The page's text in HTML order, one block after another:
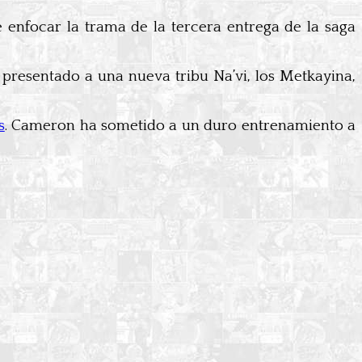
la trama de la tercera entrega de la saga
a una nueva tribu Na’vi, los Metkayina,
. Cameron ha sometido a un duro entrenamiento a